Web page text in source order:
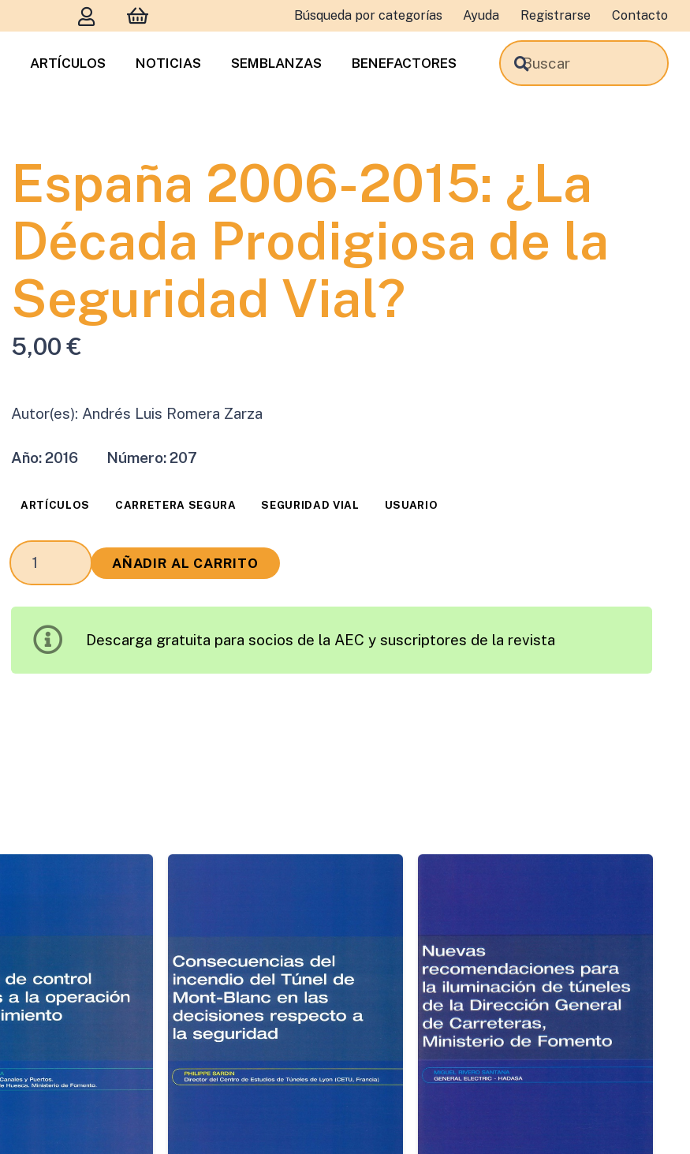
Búsqueda por categorías Ayuda Registrarse Contacto
ARTÍCULOS NOTICIAS SEMBLANZAS BENEFACTORES
España 2006-2015: ¿La
Década Prodigiosa de la
Seguridad Vial?
5,00€
Autor(es): Andrés Luis Romera Zarza
Año:2016 Número:207
ARTÍCULOS CARRETERA SEGURA SEGURIDAD VIAL USUARIO
España
2006-
Década
AÑADIR AL CARRITO
Descarga gratuita para socios de la AEC y suscriptores de la revista